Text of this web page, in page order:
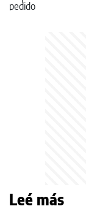
Leé más